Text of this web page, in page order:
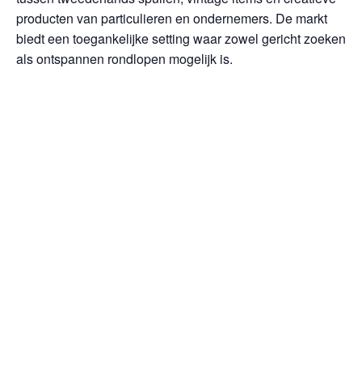
producten van particulieren en ondernemers. De markt
biedt een toegankelijke setting waar zowel gericht zoeken
als ontspannen rondlopen mogelijk is.